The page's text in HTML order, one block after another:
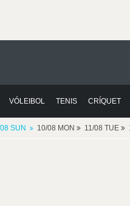
VÓLEIBOL TENIS CRÍQUET
SUN 10/08 MON 11/08 TUE